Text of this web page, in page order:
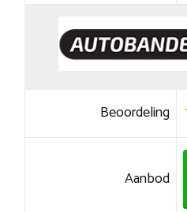
Beoordeling
Aanbod